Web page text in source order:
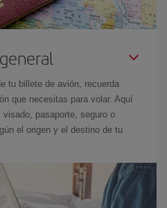
tu billete de avión, recuerda
que necesitas para volar. Aquí
pasaporte, seguro o
el origen y el destino de tu